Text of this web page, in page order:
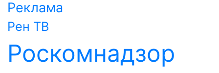
Реклама
Рен ТВ
Роскомнадзор